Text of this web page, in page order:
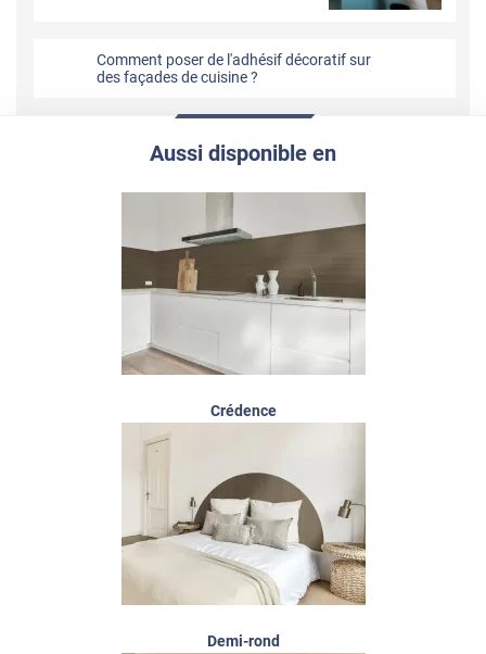
Comment poser de l'adhésif décoratif sur
des façades de cuisine ?
Aussi disponible en
Crédence
Demi-rond